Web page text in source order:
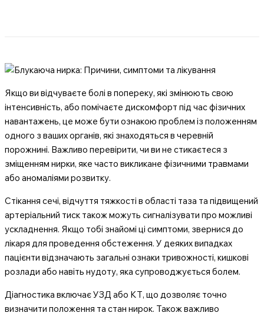
Якщо ви відчуваєте болі в попереку, які змінюють свою
інтенсивність, або помічаєте дискомфорт під час фізичних
навантажень, це може бути ознакою проблем із положенням
одного з ваших органів, які знаходяться в черевній
порожнині. Важливо перевірити, чи ви не стикаєтеся з
зміщенням нирки, яке часто викликане фізичними травмами
або аномаліями розвитку.
Стікання сечі, відчуття тяжкості в області таза та підвищений
артеріальний тиск також можуть сигналізувати про можливі
ускладнення. Якщо тобі знайомі ці симптоми, звернися до
лікаря для проведення обстеження. У деяких випадках
пацієнти відзначають загальні ознаки тривожності, кишкові
розлади або навіть нудоту, яка супроводжується болем.
Діагностика включає УЗД або КТ, що дозволяє точно
визначити положення та стан нирок. Також важливо